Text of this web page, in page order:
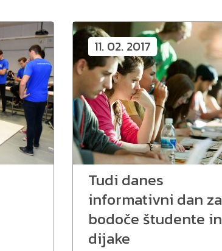
11. 02. 2017
Tudi danes
informativni dan za
bodoče študente in
dijake